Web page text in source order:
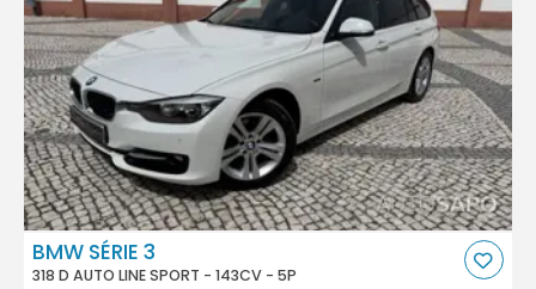
BMW SÉRIE 3
318 D AUTO LINE SPORT - 143CV - 5P